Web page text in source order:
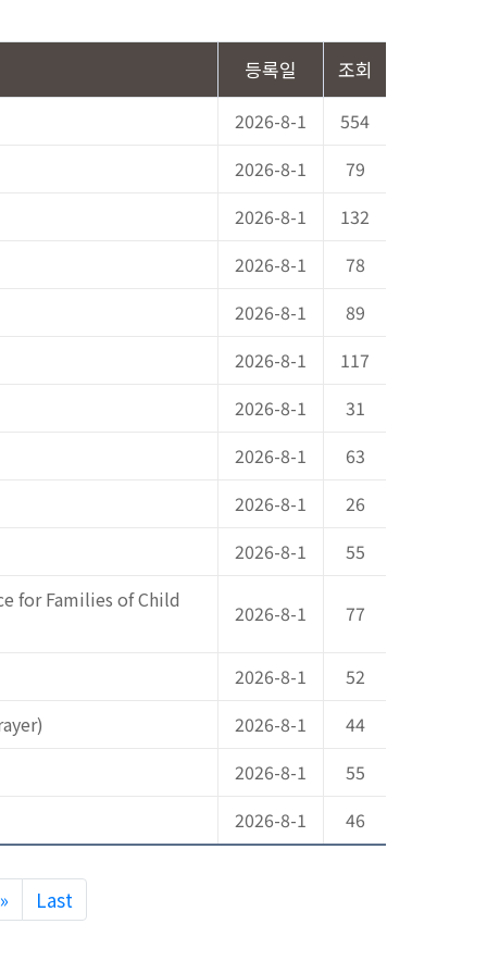
등록일 조회
2026-8-1
554
2026-8-1
79
2026-8-1
132
2026-8-1
78
2026-8-1
89
2026-8-1
117
2026-8-1
31
2026-8-1
63
2026-8-1
26
2026-8-1
55
for Families of Child
2026-8-1 77
2026-8-1
52
2026-8-1
44
2026-8-1
55
2026-8-1
46
»NextLast